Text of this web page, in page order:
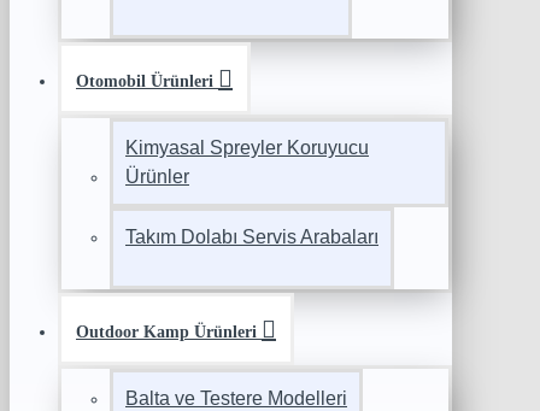
Otomobil Ürünleri
Kimyasal Spreyler Koruyucu
Ürünler
Takım Dolabı Servis Arabaları
Outdoor Kamp Ürünleri
Balta ve Testere Modelleri